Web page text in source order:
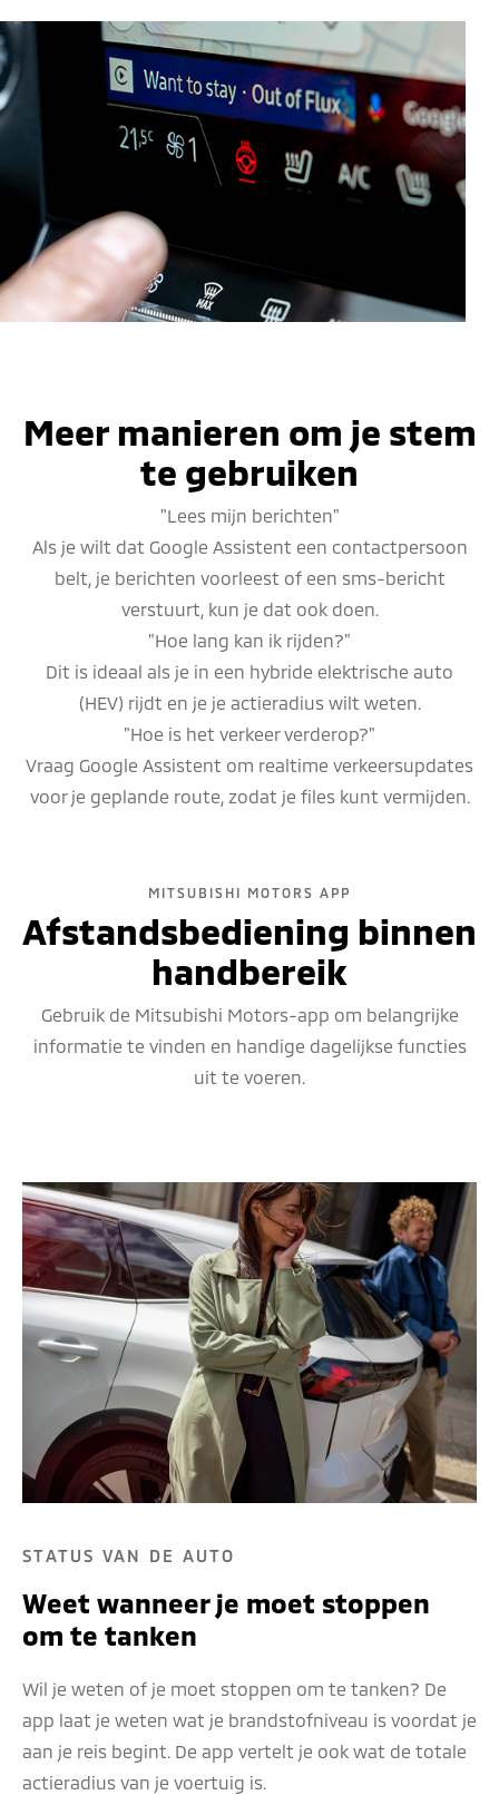
Meer manieren om je stem
te gebruiken
"Lees mijn berichten"
Als je wilt dat Google Assistent een contactpersoon
belt, je berichten voorleest of een sms-bericht
verstuurt, kun je dat ook doen.
"Hoe lang kan ik rijden?"
Dit is ideaal als je in een hybride elektrische auto
(HEV) rijdt en je je actieradius wilt weten.
"Hoe is het verkeer verderop?"
Vraag Google Assistent om realtime verkeersupdates
voor je geplande route, zodat je files kunt vermijden.
MITSUBISHI MOTORS APP
Afstandsbediening binnen
handbereik
Gebruik de Mitsubishi Motors-app om belangrijke
informatie te vinden en handige dagelijkse functies
uit te voeren.
STATUS VAN DE AUTO
Weet wanneer je moet stoppen
om te tanken
Wil je weten of je moet stoppen om te tanken? De
app laat je weten wat je brandstofniveau is voordat je
aan je reis begint. De app vertelt je ook wat de totale
actieradius van je voertuig is.